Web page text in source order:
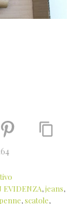
EVIDENZA,jeans,
,scatole,